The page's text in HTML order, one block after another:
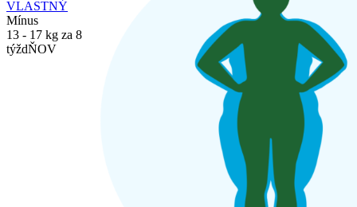
VLASTNÝ
Mínus
13 - 17 kg za 8
týždŇOV